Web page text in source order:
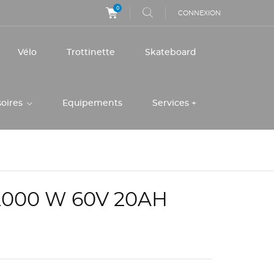
0
CONNEXION
Vélo Trottinette Skateboard
Equipements Services +
W 60V 20AH